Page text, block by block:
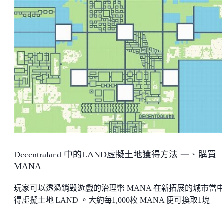
Decentraland 中的LAND虛擬土地獲得方法 一、購買
MANA
玩家可以透過銷毁遊戲的治理幣 MANA 在新拓展的城市當
得虛擬土地 LAND 。大約每1,000枚 MANA 便可換取1塊